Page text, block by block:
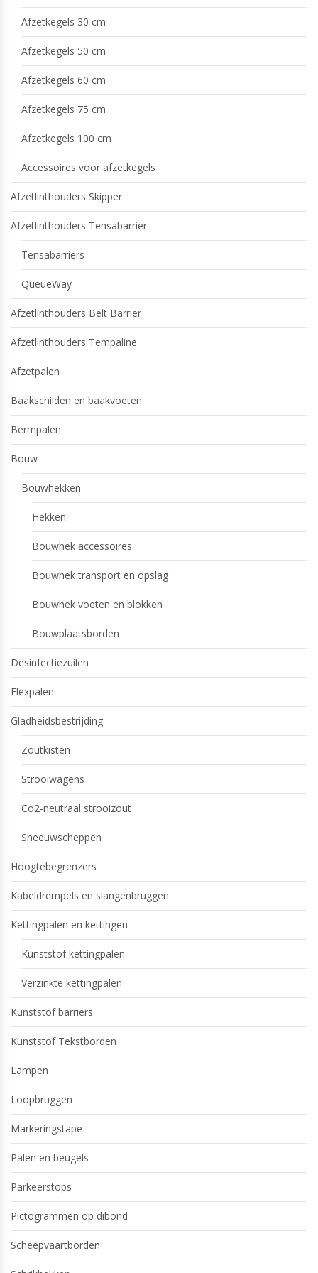
Afzetkegels 30 cm
Afzetkegels 50 cm
Afzetkegels 60 cm
Afzetkegels 75 cm
Afzetkegels 100 cm
Accessoires voor afzetkegels
Afzetlinthouders Skipper
Afzetlinthouders Tensabarrier
Tensabarriers
QueueWay
Afzetlinthouders Belt Barrier
Afzetlinthouders Tempaline
Afzetpalen
Baakschilden en baakvoeten
Bermpalen
Bouw
Bouwhekken
Hekken
Bouwhek accessoires
Bouwhek transport en opslag
Bouwhek voeten en blokken
Bouwplaatsborden
Desinfectiezuilen
Flexpalen
Gladheidsbestrijding
Zoutkisten
Strooiwagens
Co2-neutraal strooizout
Sneeuwscheppen
Hoogtebegrenzers
Kabeldrempels en slangenbruggen
Kettingpalen en kettingen
Kunststof kettingpalen
Verzinkte kettingpalen
Kunststof barriers
Kunststof Tekstborden
Lampen
Loopbruggen
Markeringstape
Palen en beugels
Parkeerstops
Pictogrammen op dibond
Scheepvaartborden